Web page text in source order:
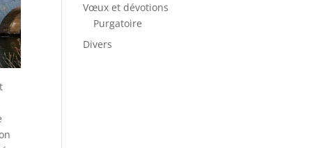
Vœux et dévotions
Purgatoire
Divers